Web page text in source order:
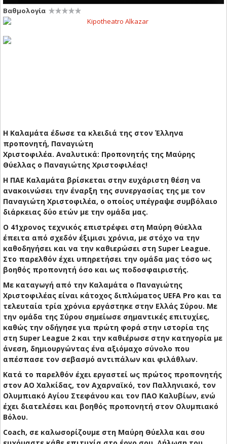
Βαθμολογία
Η Καλαμάτα έδωσε τα κλειδιά της στον Έλληνα
προπονητή, Παναγιώτη
Χριστοφιλέα. Αναλυτικά: Προπονητής της Μαύρης
Θύελλας ο Παναγιώτης Χριστοφιλέας!
Η ΠΑΕ Καλαμάτα βρίσκεται στην ευχάριστη θέση να
ανακοινώσει την έναρξη της συνεργασίας της με τον
Παναγιώτη Χριστοφιλέα, ο οποίος υπέγραψε συμβόλαιο
διάρκειας δύο ετών με την ομάδα μας.
Ο 41χρονος τεχνικός επιστρέφει στη Μαύρη Θύελλα
έπειτα από σχεδόν έξιμισι χρόνια, με στόχο να την
καθοδηγήσει και να την καθιερώσει στη Super League.
Στο παρελθόν έχει υπηρετήσει την ομάδα μας τόσο ως
βοηθός προπονητή όσο και ως ποδοσφαιριστής.
Με καταγωγή από την Καλαμάτα ο Παναγιώτης
Χριστοφιλέας είναι κάτοχος διπλώματος UEFA Pro και τα
τελευταία τρία χρόνια εργάστηκε στην Ελλάς Σύρου. Με
την ομάδα της Σύρου σημείωσε σημαντικές επιτυχίες,
καθώς την οδήγησε για πρώτη φορά στην ιστορία της
στη Super League 2 και την καθιέρωσε στην κατηγορία με
άνεση, δημιουργώντας ένα αξιόμαχο σύνολο που
απέσπασε τον σεβασμό αντιπάλων και φιλάθλων.
Κατά το παρελθόν έχει εργαστεί ως πρώτος προπονητής
στον ΑΟ Χαλκίδας, τον Αχαρναϊκό, τον Παλληνιακό, τον
Ολυμπιακό Αγίου Στεφάνου και τον ΠΑΟ Καλυβίων, ενώ
έχει διατελέσει και βοηθός προπονητή στον Ολυμπιακό
Βόλου.
Coach, σε καλωσορίζουμε στη Μαύρη Θύελλα και σου